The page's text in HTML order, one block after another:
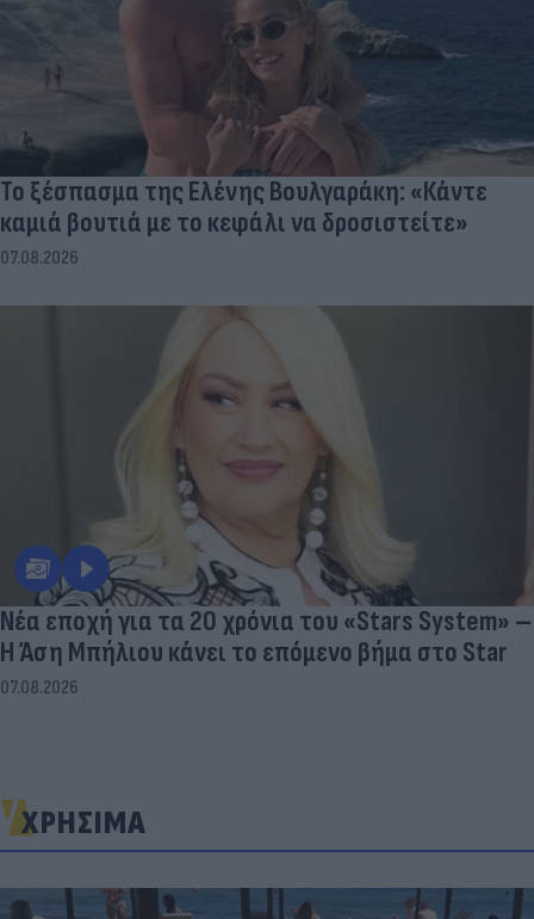
Το ξέσπασμα της Ελένης Βουλγαράκη: «Κάντε
καμιά βουτιά με το κεφάλι να δροσιστείτε»
07.08.2026
Νέα εποχή για τα 20 χρόνια του «Stars System» –
Η Άση Μπήλιου κάνει το επόμενο βήμα στο Star
07.08.2026
ΧΡΗΣΙΜΑ